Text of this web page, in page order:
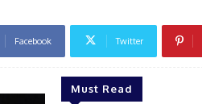
Facebook Twitter
Must Read